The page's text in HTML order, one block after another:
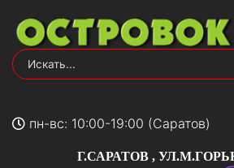
пн-вс: 10:00-19:00 (Саратов)
Г.САРАТОВ ,